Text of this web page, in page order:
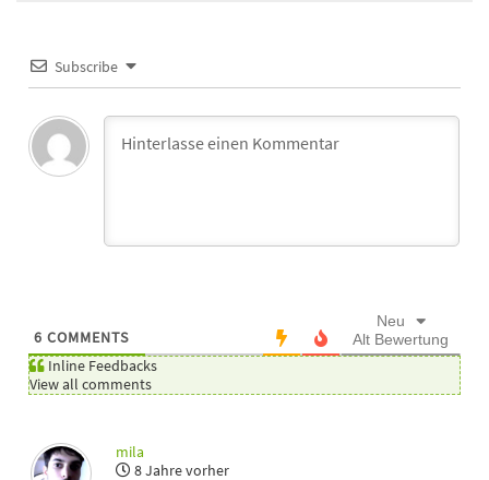
Subscribe
6 COMMENTS
Neu
Alt Bewertung
Inline Feedbacks
View all comments
mila
8 Jahre vorher